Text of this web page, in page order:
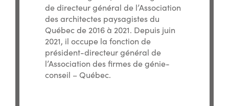
de directeur général de l’Association
des architectes paysagistes du
Québec de 2016 à 2021. Depuis juin
2021, il occupe la fonction de
président-directeur général de
l’Association des firmes de génie-
conseil – Québec.